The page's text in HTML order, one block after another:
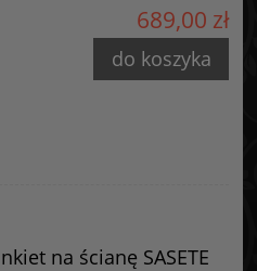
689,00 zł
do koszyka
na ścianę SASETE